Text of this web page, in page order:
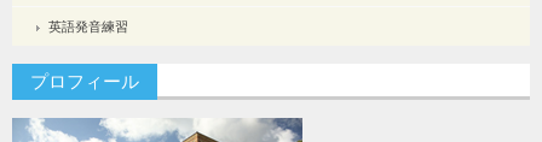
英語発音練習
プロフィール